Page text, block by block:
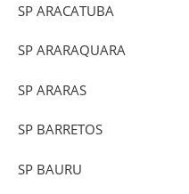
SP ARACATUBA
SP ARARAQUARA
SP ARARAS
SP BARRETOS
SP BAURU